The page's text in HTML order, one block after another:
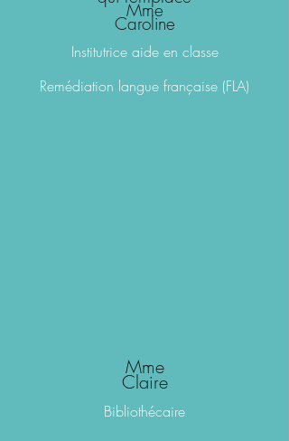
Mme
Caroline
Institutrice aide en classe
Remédiation langue française (FLA)
Mme
Claire
Bibliothécaire